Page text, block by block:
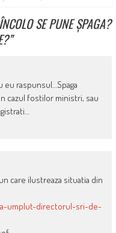
SE PUNE ȘPAGA?
”
eu raspunsul…Spaga
cazul fostilor ministri, sau
care ilustreaza situatia din
umplut-directorul-sri-de-